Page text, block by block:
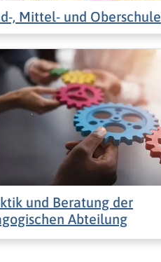
, Mittel- und Oberschule
und Beratung der
Abteilung